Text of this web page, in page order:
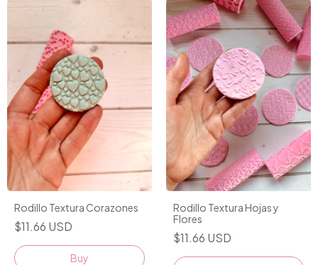
Rodillo Textura Corazones
$11.66 USD
Rodillo Textura Hojas y
Flores
$11.66 USD